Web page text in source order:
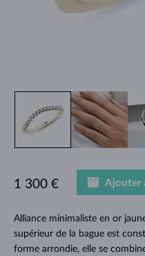
Alliance minimaliste en or
supérieur de la bague est
forme arrondie, elle se
1 300 € Ajouter